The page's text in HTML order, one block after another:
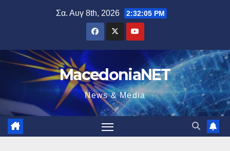
Σα. Αυγ 8th, 2026 2:32:06 PM
MacedoniaNET
News & Media